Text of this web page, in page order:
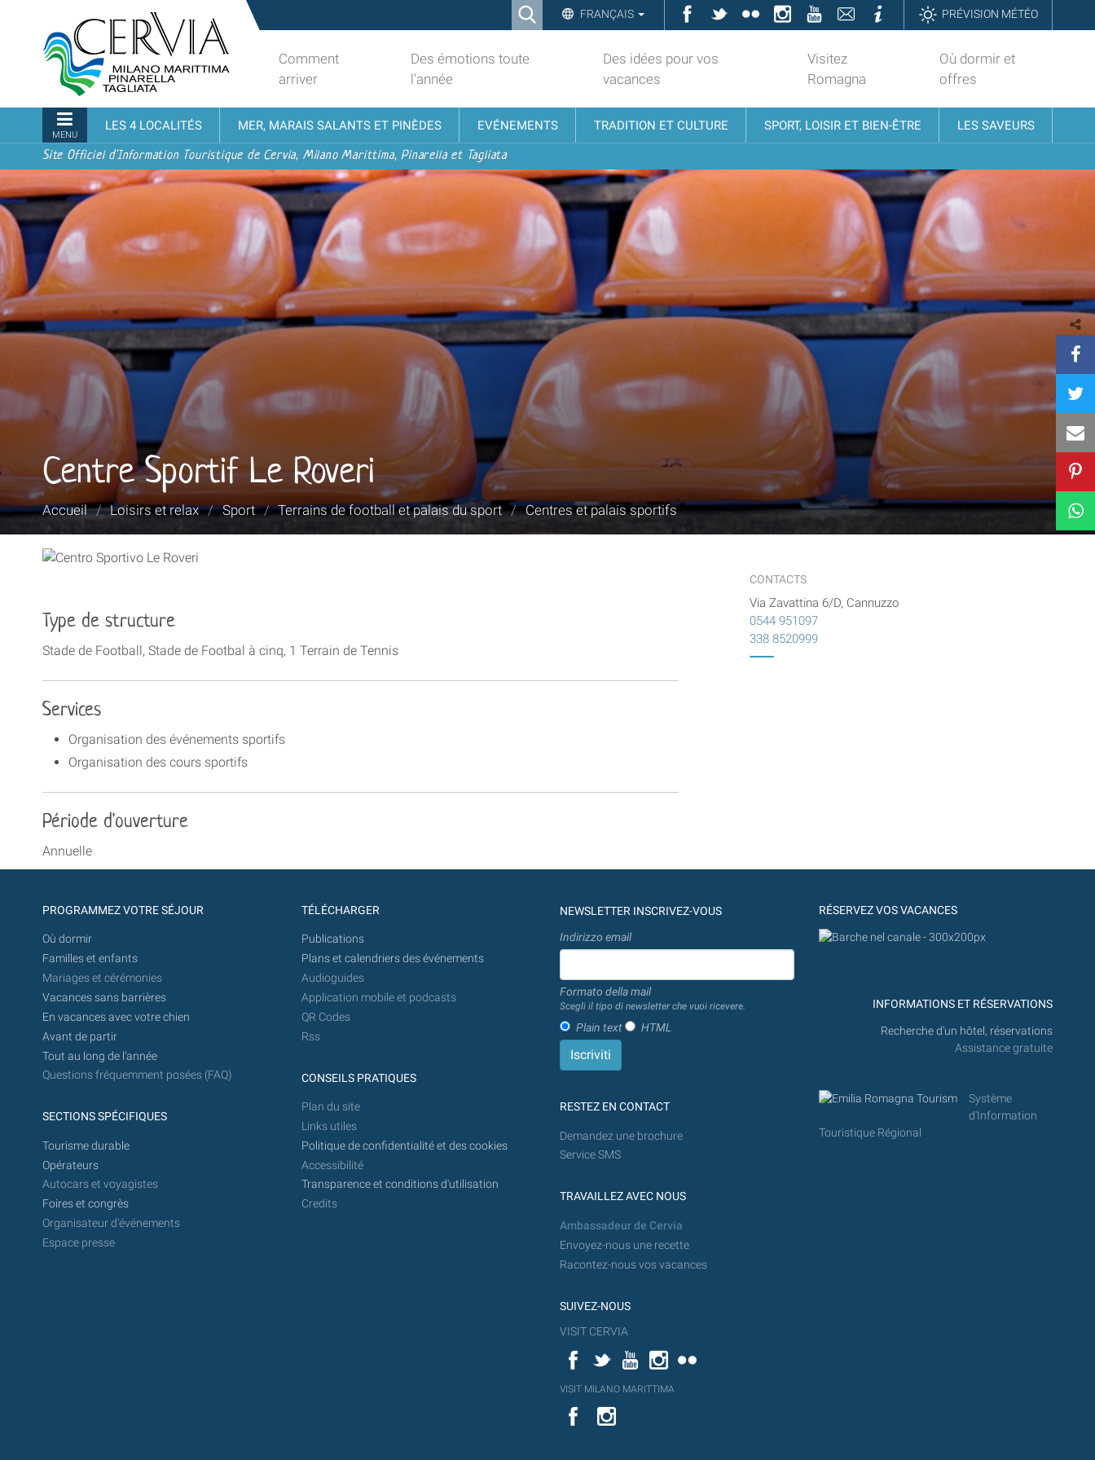
contenu.
à
navigation
Ricerca
Search…
FRANÇAIS Facebook
TwitterFlickrInstagramYouTubeContattiInformazioniPRÉVISION MÉTÉO
turistico
ufficiale
Cervia,
Milano
Marittima,
Pinarella,
Tagliata
Comment
arriver
Des émotions toute
l'année
Des idées pour vos
vacances
Visitez
Romagna
Où dormir et
offres
Navigation
MENU
LES 4 LOCALITÉS MER, MARAIS SALANTS ET PINÈDES EVÉNEMENTS TRADITION ET CULTURE SPORT, LOISIR ET BIEN-ÊTRE LES SAVEURS
Site Officiel d'Information Touristique de Cervia, Milano Marittima, Pinarella et Tagliata
Centre Sportif Le Roveri
Vous
êtes
ici :
Accueil / Loisirs et relax / Sport / Terrains de football et palais du sport / Centres et palais sportifs
Type de structure
Stade de Football, Stade de Footbal à cinq, 1 Terrain de Tennis
Services
Organisation des événements sportifs
Organisation des cours sportifs
Période d'ouverture
Annuelle
CONTACTS
Via Zavattina 6/D, Cannuzzo
0544 951097
338 8520999
PROGRAMMEZ VOTRE SÉJOUR
Où dormir
Familles et enfants
Mariages et cérémonies
Vacances sans barrières
En vacances avec votre chien
Avant de partir
Tout au long de l'année
Questions fréquemment posées (FAQ)
SECTIONS SPÉCIFIQUES
Tourisme durable
Opérateurs
Autocars et voyagistes
Foires et congrès
Organisateur d'événements
Espace presse
TÉLÉCHARGER
Publications
Plans et calendriers des événements
Audioguides
Application mobile et podcasts
QR Codes
Rss
CONSEILS PRATIQUES
Plan du site
Links utiles
Politique de confidentialité et des cookies
Accessibilité
Transparence et conditions d'utilisation
Credits
NEWSLETTER INSCRIVEZ-VOUS
Indirizzo email
Formato della mail
Scegli il tipo di newsletter che vuoi ricevere.
Plain text HTML
RESTEZ EN CONTACT
Demandez une brochure
Service SMS
TRAVAILLEZ AVEC NOUS
Ambassadeur de Cervia
Envoyez-nous une recette
Racontez-nous vos vacances
SUIVEZ-NOUS
VISIT CERVIA
FacebookTwitterYouTubeInstagram
YouT
VISIT MILANO MARITTIMA
Flick
VISIT
MILANO
YouTube
RÉSERVEZ VOS VACANCES
INFORMATIONS ET RÉSERVATIONS
Recherche d'un hôtel, réservations
Assistance gratuite
Système
d'Information
Touristique Régional